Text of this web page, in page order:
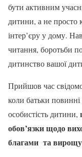
бути активним
дитини, а не просто
інтер’єру у дому.
читання, боротьби
дитинство вашої
Прийшов час
коли батьки
особистість дитини,
обов’язки щодо
благами та